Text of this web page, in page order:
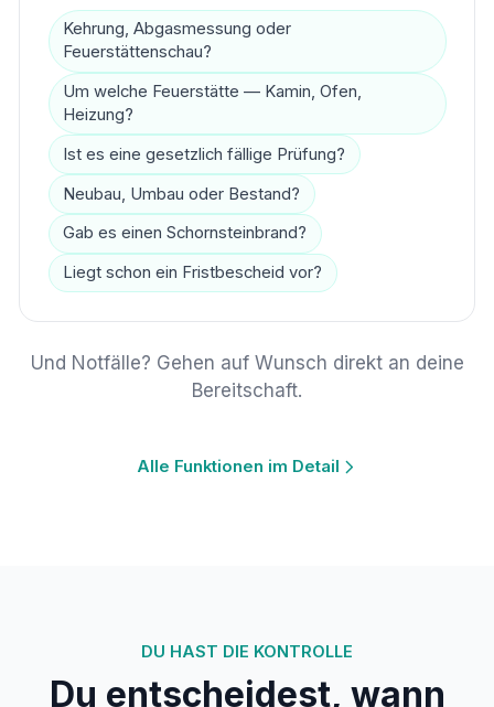
Kehrung, Abgasmessung oder
Feuerstättenschau?
Um welche Feuerstätte — Kamin, Ofen,
Heizung?
Ist es eine gesetzlich fällige Prüfung?
Neubau, Umbau oder Bestand?
Gab es einen Schornsteinbrand?
Liegt schon ein Fristbescheid vor?
Und Notfälle? Gehen auf Wunsch direkt an deine
Bereitschaft.
Alle Funktionen im Detail
DU HAST DIE KONTROLLE
Du entscheidest, wann